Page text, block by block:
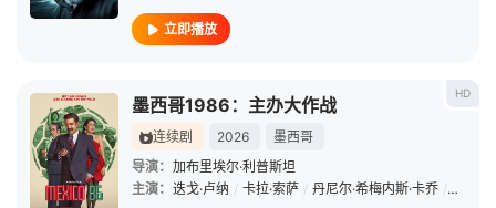
立即播放
HD
墨西哥1986：主办大作战
连续剧 2026
墨西哥
导演： 加布里埃尔·利普斯坦
主演： 迭戈·卢纳 / 卡拉·索萨 / 丹尼尔·希梅内斯·卡乔 /